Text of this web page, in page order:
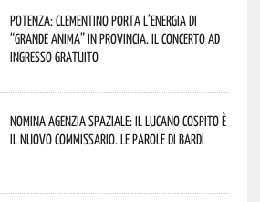
Potenza: Clementino porta l’energia di
“Grande Anima” in provincia. Il concerto ad
ingresso gratuito
Nomina Agenzia Spaziale: il lucano Cospito è
il nuovo commissario. Le parole di Bardi